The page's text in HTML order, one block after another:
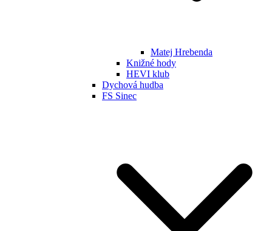
Matej Hrebenda
Knižné hody
HEVI klub
Dychová hudba
FS Sinec